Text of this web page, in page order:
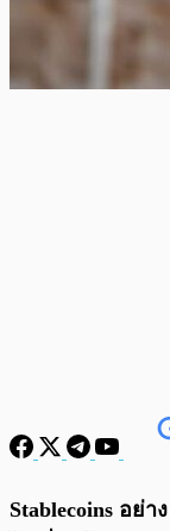
พร้อมเล่น
Stablecoins อย่าง